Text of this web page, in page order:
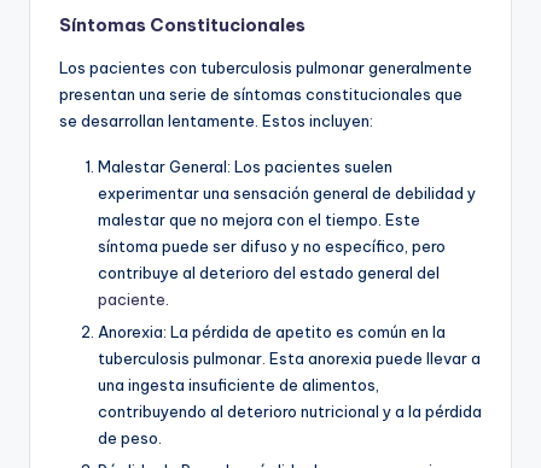
Síntomas Constitucionales
Los pacientes con tuberculosis pulmonar generalmente
presentan una serie de síntomas constitucionales que
se desarrollan lentamente. Estos incluyen:
Malestar General: Los pacientes suelen
experimentar una sensación general de debilidad y
malestar que no mejora con el tiempo. Este
síntoma puede ser difuso y no específico, pero
contribuye al deterioro del estado general del
paciente
Anorexia: La pérdida de apetito es común en la
tuberculosis pulmonar. Esta anorexia puede llevar a
una ingesta insuficiente de alimentos,
contribuyendo al deterioro nutricional y a la pérdida
de peso.